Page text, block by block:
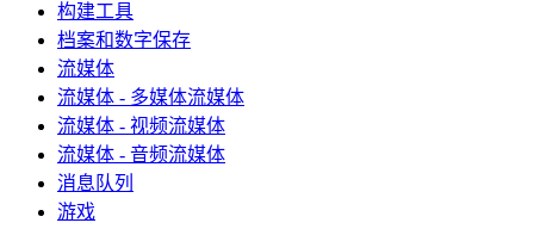
构建工具
档案和数字保存
流媒体
流媒体 - 多媒体流媒体
流媒体 - 视频流媒体
流媒体 - 音频流媒体
消息队列
游戏